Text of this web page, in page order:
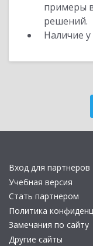
примеры
решений.
Наличие
Вход для партнеров
Учебная версия
Стать партнером
Политика
Замечания по сайту
Другие сайты